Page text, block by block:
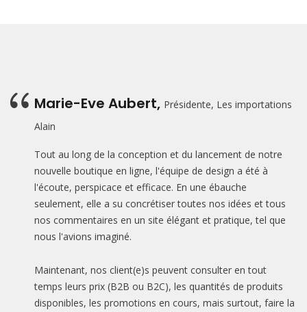
Marie-Eve Aubert, Présidente, Les importations
Alain
Tout au long de la conception et du lancement de notre
nouvelle boutique en ligne, l'équipe de design a été à
l'écoute, perspicace et efficace. En une ébauche
seulement, elle a su concrétiser toutes nos idées et tous
nos commentaires en un site élégant et pratique, tel que
nous l'avions imaginé.
Maintenant, nos client(e)s peuvent consulter en tout
temps leurs prix (B2B ou B2C), les quantités de produits
disponibles, les promotions en cours, mais surtout, faire la